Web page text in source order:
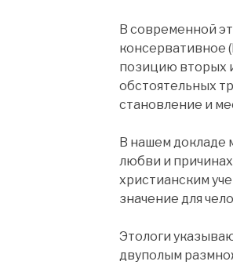
В современной
консервативное
позицию вторых
обстоятельных
становление и
В нашем докладе
любви и
христианским
значение для
Этологи
двуполым